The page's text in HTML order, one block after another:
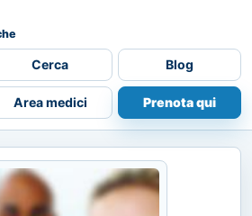
Cerca Blog
Area medici Prenota qui